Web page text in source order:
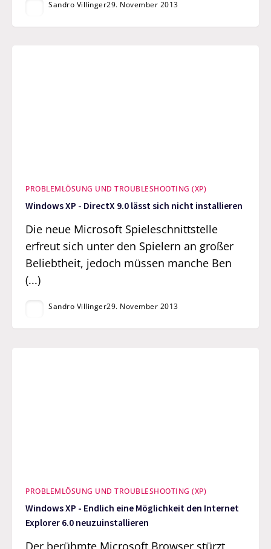
Sandro Villinger29. November 2013
PROBLEMLÖSUNG UND TROUBLESHOOTING (XP)
Windows XP - DirectX 9.0 lässt sich nicht installieren
Die neue Microsoft Spieleschnittstelle
erfreut sich unter den Spielern an großer
Beliebtheit, jedoch müssen manche Ben
(...)
Sandro Villinger29. November 2013
PROBLEMLÖSUNG UND TROUBLESHOOTING (XP)
Windows XP - Endlich eine Möglichkeit den Internet
Explorer 6.0 neuzuinstallieren
Der berühmte Microsoft Browser stürzt